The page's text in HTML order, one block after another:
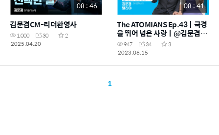
08 : 46
김문겸CM-리더환영사
1,000 30
2
2025.04.20
08 : 41
The ATOMIANS Ep.43ㅣ국경
을 뛰어 넘은 사랑ㅣ@김문겸・
탈리야CM
947 34
3
2023.06.15
1